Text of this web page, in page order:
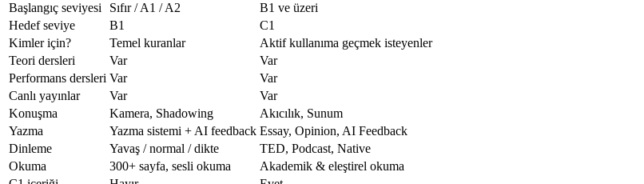
Başlangıç seviyesi
Sıfır / A1 / A2
B1 ve üzeri
Hedef seviye
B1
C1
Kimler için?
Temel kuranlar
Aktif kullanıma geçmek isteyenler
Teori dersleri
Var
Var
Performans dersleri Var
Var
Canlı yayınlar
Var
Var
Konuşma
Kamera, Shadowing
Akıcılık, Sunum
Yazma
Yazma sistemi + AI feedback Essay, Opinion, AI Feedback
Dinleme
Yavaş / normal / dikte
TED, Podcast, Native
Okuma
300+ sayfa, sesli okuma
Akademik & eleştirel okuma